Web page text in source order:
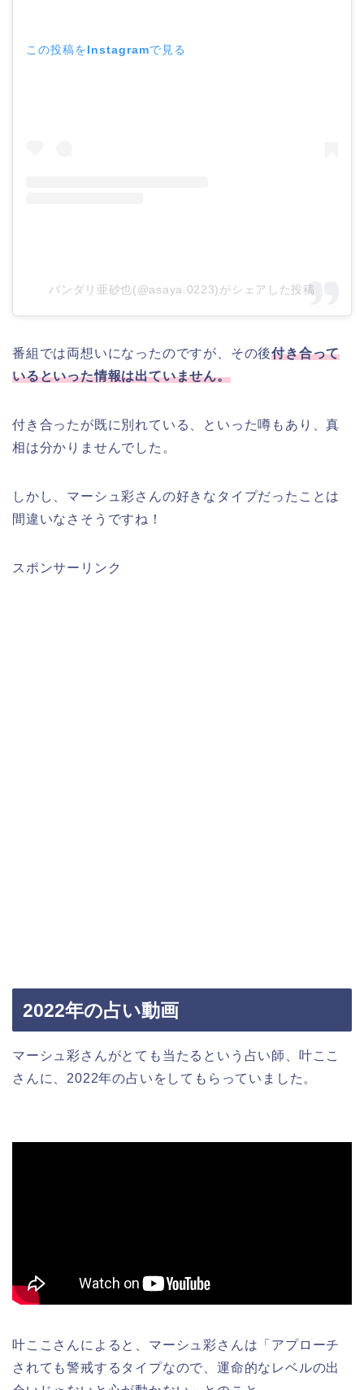
この投稿をInstagramで見る
バンダリ亜砂也(@asaya.0223)がシェアした投稿
番組では両想いになったのですが、その後付き合って
いるといった情報は出ていません。
付き合ったが既に別れている、といった噂もあり、真
相は分かりませんでした。
しかし、マーシュ彩さんの好きなタイプだったことは
間違いなさそうですね！
スポンサーリンク
2022年の占い動画
マーシュ彩さんがとても当たるという占い師、叶ここ
さんに、2022年の占いをしてもらっていました。
叶ここさんによると、マーシュ彩さんは「アプローチ
されても警戒するタイプなので、運命的なレベルの出